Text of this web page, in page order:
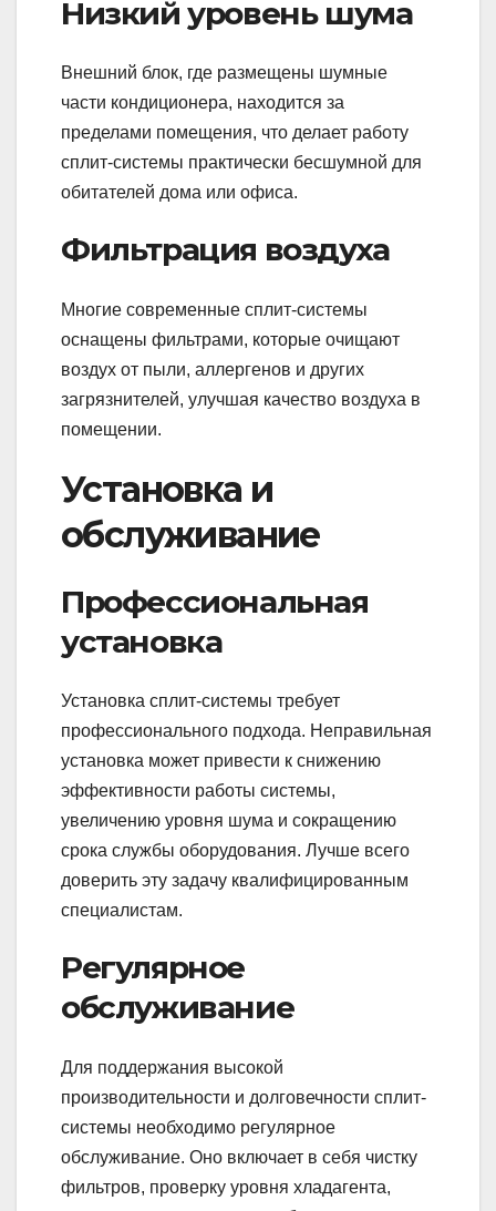
Низкий уровень шума
Внешний блок, где размещены шумные
части кондиционера, находится за
пределами помещения, что делает работу
сплит-системы практически бесшумной для
обитателей дома или офиса.
Фильтрация воздуха
Многие современные сплит-системы
оснащены фильтрами, которые очищают
воздух от пыли, аллергенов и других
загрязнителей, улучшая качество воздуха в
помещении.
Установка и
обслуживание
Профессиональная
установка
Установка сплит-системы требует
профессионального подхода. Неправильная
установка может привести к снижению
эффективности работы системы,
увеличению уровня шума и сокращению
срока службы оборудования. Лучше всего
доверить эту задачу квалифицированным
специалистам.
Регулярное
обслуживание
Для поддержания высокой
производительности и долговечности сплит-
системы необходимо регулярное
обслуживание. Оно включает в себя чистку
фильтров, проверку уровня хладагента,